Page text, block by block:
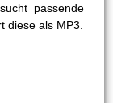
passende
diese als MP3.